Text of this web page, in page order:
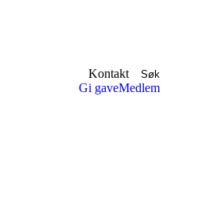
Kontakt
Søk
Gi gaveMedlem